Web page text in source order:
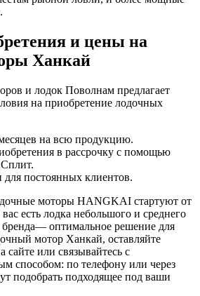
и цены на
Ханкай
и лодок Поволнам предлагает
на приобретение лодочных
на всю продукцию.
в рассрочку с помощью
постоянных клиентов.
моторы HANGKAI стартуют от
есть лодка небольшого и среднего
бренда— оптимальное решение для
мотор Ханкай, оставляйте
сайте или связывайтесь с
способом: по телефону или через
подобрать подходящее под ваши